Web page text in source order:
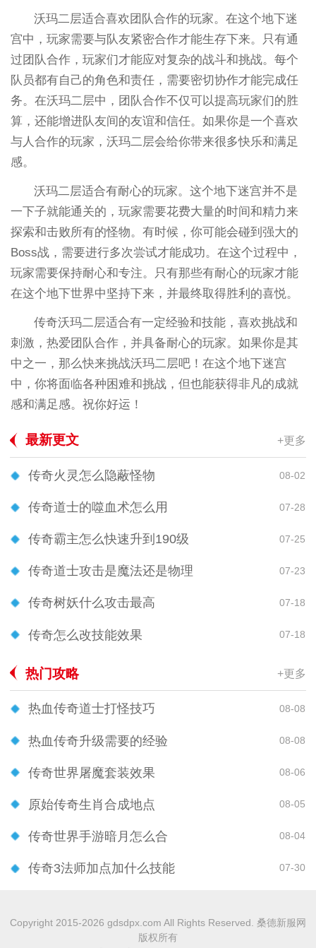
沃玛二层适合喜欢团队合作的玩家。在这个地下迷
宫中，玩家需要与队友紧密合作才能生存下来。只有通
过团队合作，玩家们才能应对复杂的战斗和挑战。每个
队员都有自己的角色和责任，需要密切协作才能完成任
务。在沃玛二层中，团队合作不仅可以提高玩家们的胜
算，还能增进队友间的友谊和信任。如果你是一个喜欢
与人合作的玩家，沃玛二层会给你带来很多快乐和满足
感。
沃玛二层适合有耐心的玩家。这个地下迷宫并不是
一下子就能通关的，玩家需要花费大量的时间和精力来
探索和击败所有的怪物。有时候，你可能会碰到强大的
Boss战，需要进行多次尝试才能成功。在这个过程中，
玩家需要保持耐心和专注。只有那些有耐心的玩家才能
在这个地下世界中坚持下来，并最终取得胜利的喜悦。
传奇沃玛二层适合有一定经验和技能，喜欢挑战和
刺激，热爱团队合作，并具备耐心的玩家。如果你是其
中之一，那么快来挑战沃玛二层吧！在这个地下迷宫
中，你将面临各种困难和挑战，但也能获得非凡的成就
感和满足感。祝你好运！
最新更文 +更多
传奇火灵怎么隐蔽怪物 08-02
传奇道士的噬血术怎么用 07-28
传奇霸主怎么快速升到190级 07-25
传奇道士攻击是魔法还是物理 07-23
传奇树妖什么攻击最高 07-18
传奇怎么改技能效果 07-18
热门攻略 +更多
热血传奇道士打怪技巧 08-08
热血传奇升级需要的经验 08-08
传奇世界屠魔套装效果 08-06
原始传奇生肖合成地点 08-05
传奇世界手游暗月怎么合 08-04
传奇3法师加点加什么技能 07-30
Copyright 2015-2026 gdsdpx.com All Rights Reserved. 桑德新服网
版权所有